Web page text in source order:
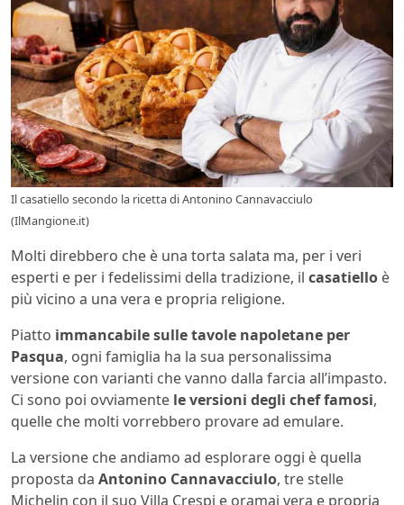
Il casatiello secondo la ricetta di Antonino Cannavacciulo
(IlMangione.it)
Molti direbbero che è una torta salata ma, per i veri
esperti e per i fedelissimi della tradizione, il casatiello è
più vicino a una vera e propria religione.
Piatto immancabile sulle tavole napoletane per
Pasqua, ogni famiglia ha la sua personalissima
versione con varianti che vanno dalla farcia all’impasto.
Ci sono poi ovviamente le versioni degli chef famosi,
quelle che molti vorrebbero provare ad emulare.
La versione che andiamo ad esplorare oggi è quella
proposta da Antonino Cannavacciulo, tre stelle
Michelin con il suo Villa Crespi e oramai vera e propria